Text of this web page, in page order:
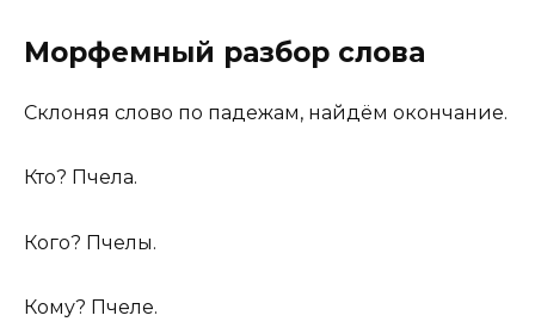
Морфемный разбор слова
Склоняя слово по падежам, найдём окончание.
Кто? Пчела.
Кого? Пчелы.
Кому? Пчеле.